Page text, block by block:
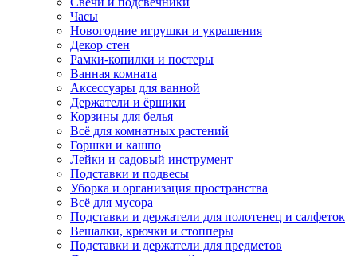
Часы
Новогодние игрушки и украшения
Декор стен
Рамки-копилки и постеры
Ванная комната
Аксессуары для ванной
Держатели и ёршики
Корзины для белья
Всё для комнатных растений
Горшки и кашпо
Лейки и садовый инструмент
Подставки и подвесы
Уборка и организация пространства
Всё для мусора
Подставки и держатели для полотенец и салфеток
Вешалки, крючки и стопперы
Подставки и держатели для предметов